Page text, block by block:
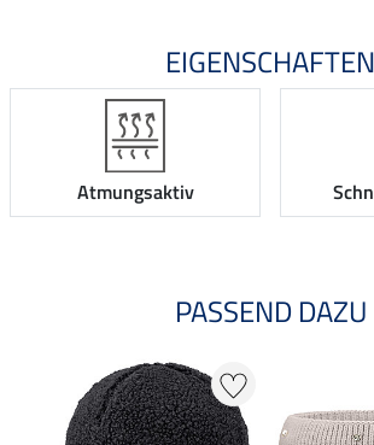
EIGENSCHAFTEN
Atmungsaktiv
PASSEND DAZU